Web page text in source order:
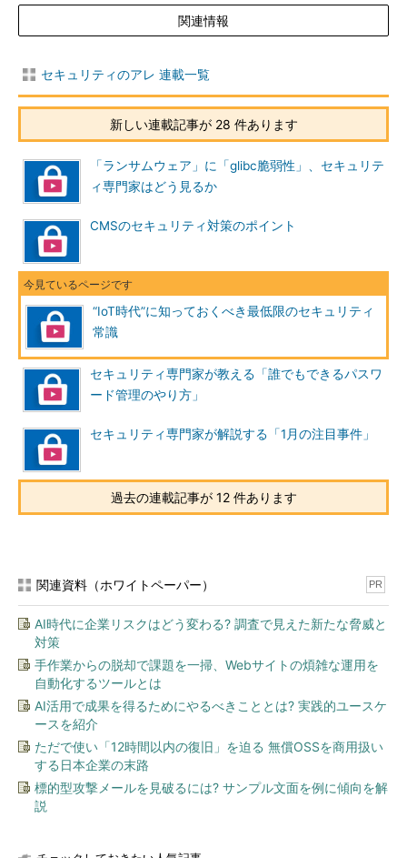
関連情報
セキュリティのアレ 連載一覧
新しい連載記事が 28 件あります
「ランサムウェア」に「glibc脆弱性」、セキュリテ
ィ専門家はどう見るか
CMSのセキュリティ対策のポイント
“IoT時代”に知っておくべき最低限のセキュリティ
常識
セキュリティ専門家が教える「誰でもできるパスワ
ード管理のやり方」
セキュリティ専門家が解説する「1月の注目事件」
過去の連載記事が 12 件あります
関連資料（ホワイトペーパー） PR
AI時代に企業リスクはどう変わる? 調査で見えた新たな脅威と
対策
手作業からの脱却で課題を一掃、Webサイトの煩雑な運用を
自動化するツールとは
AI活用で成果を得るためにやるべきこととは? 実践的ユースケ
ースを紹介
ただで使い「12時間以内の復旧」を迫る 無償OSSを商用扱い
する日本企業の末路
標的型攻撃メールを見破るには? サンプル文面を例に傾向を解
説